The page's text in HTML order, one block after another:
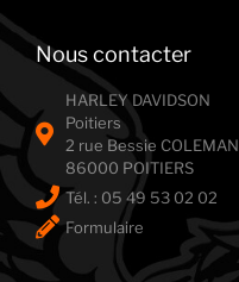
Nous contacter
HARLEY DAVIDSON
Poitiers
2 rue Bessie COLEMAN
86000 POITIERS
Tél. : ‭05 49 53 02 02‬
Formulaire